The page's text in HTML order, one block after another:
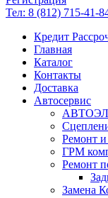
Тел: 8 (812) 715-41-
Кредит
Главная
Каталог
Контакты
Доставка
Автосервис
Ремонт
ГРМ
Ремонт
Замена